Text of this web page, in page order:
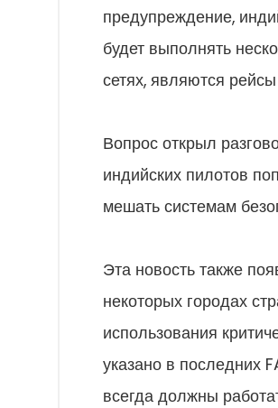
предупреждение,
будет выполнять
сетях, являются
Вопрос открыл
индийских пилотов
мешать системам
Эта новость также
некоторых городах
использования
указано в последних
всегда должны